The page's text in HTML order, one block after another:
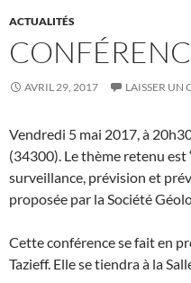
ACTUALITÉS
AVRIL 29, 2017 LAISSER UN
Vendredi 5 mai 2017, à
(34300). Le thème retenu est
surveillance, prévision et
proposée par la Société
Cette conférence se fait en
Tazieff. Elle se tiendra à la